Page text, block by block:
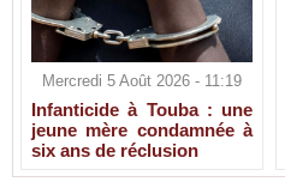
Mercredi 5 Août 2026 - 11:19
Infanticide à Touba : une
jeune mère condamnée à
six ans de réclusion